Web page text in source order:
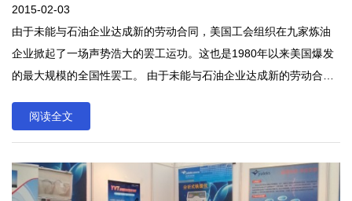
2015-02-03
由于未能与石油企业达成新的劳动合同，美国工会组织在九家炼油
企业掀起了一场声势浩大的罢工运功。这也是1980年以来美国爆发
的最大规模的全国性罢工。 由于未能与石油企业达成新的劳动合
功。这也是1980年以来美国爆发的最大规模的全国性罢工。
阅读全文